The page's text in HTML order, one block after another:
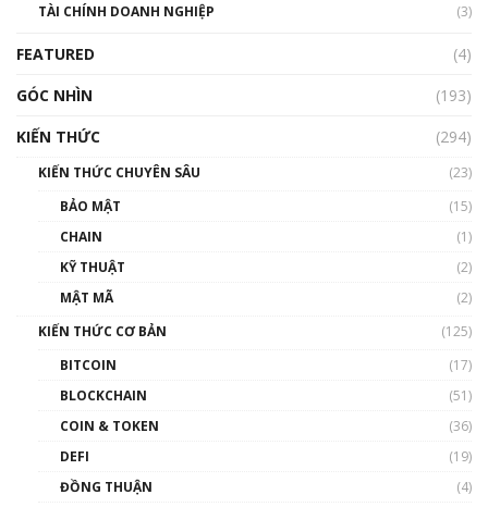
đến hệ sinh thái tiền mã hoá | Phổ cập
00:43:47
như thể nào?
00:39:31
Phổ cập Blockchain
TÀI CHÍNH DOANH NGHIỆP
(3)
FEATURED
(4)
GÓC NHÌN
(193)
KIẾN THỨC
(294)
KIẾN THỨC CHUYÊN SÂU
(23)
BẢO MẬT
(15)
CHAIN
(1)
KỸ THUẬT
(2)
MẬT MÃ
(2)
KIẾN THỨC CƠ BẢN
(125)
BITCOIN
(17)
BLOCKCHAIN
(51)
COIN & TOKEN
(36)
DEFI
(19)
ĐỒNG THUẬN
(4)